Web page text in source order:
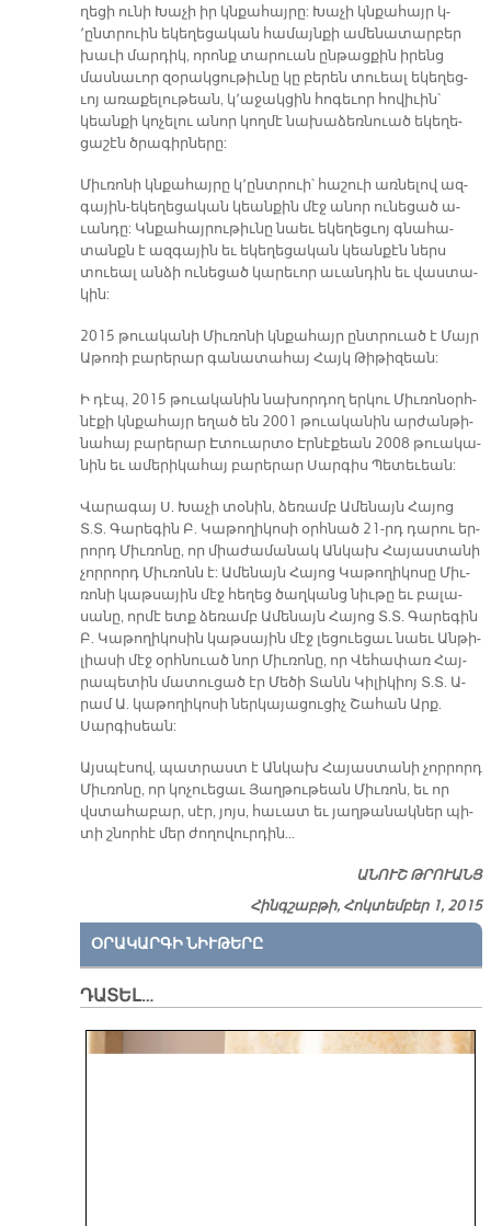
ղե­ցի ու­նի Խա­չի իր կնքա­հայ­րը: Խա­չի կնքա­հայր կ­­
՚ընտ­րուին ե­կե­ղե­ցա­կան հա­մայն­քի ա­մե­նա­տար­բեր
խա­ւի մար­դիկ, ո­րոնք տա­րուան ըն­թաց­քին ի­րենց
մաս­նա­ւոր զօ­րակ­ցու­թիւ­նը կը բե­րեն տուեալ ե­կե­ղեց­
ւոյ ա­ռա­քե­լու­թեան, կ՚ա­ջակ­ցին հո­գե­ւոր հո­վի­ւին՝
կեան­քի կո­չե­լու ա­նոր կող­մէ նա­խա­ձեռ­նուած ե­կե­ղե­
ցա­շէն ծրա­գիր­նե­րը:
Միւ­ռո­նի կնքա­հայ­րը կ՚ընտ­րուի՝ հա­շուի առ­նե­լով ազ­
գա­յին-ե­կե­ղե­ցա­կան կեան­քին մէջ ա­նոր ու­նե­ցած ա­
ւան­դը: Կնքա­հայ­րու­թիւ­նը նաեւ ե­կե­ղեց­ւոյ գնա­հա­
տանքն է ազ­գա­յին եւ ե­կե­ղե­ցա­կան կեան­քէն ներս
տուեալ ան­ձի ու­նե­ցած կա­րե­ւոր ա­ւան­դին եւ վաս­տա­
կին:
2015 թուա­կա­նի Միւ­ռո­նի կնքա­հայր ընտ­րուած է Մայր
Ա­թո­ռի բա­րե­րար գա­նա­տա­հայ Հայկ Թի­թի­զեան:
Ի դէպ, 2015 թուա­կա­նին նա­խոր­դող եր­կու Միւ­ռո­նօրհ­
նէ­քի կնքա­հայր ե­ղած են 2001 թուականին ար­ժան­թի­
նա­հայ բա­րե­րար Է­տուար­տօ Էր­նէ­քեան 2008 թուակա-
նին եւ ա­մե­րի­կա­հայ բա­րե­րար Սար­գիս Պե­տե­ւեան:
Վա­րա­գայ Ս. Խա­չի տօ­նին, ձե­ռամբ Ա­մե­նայն Հա­յոց
Տ.Տ. Գա­րե­գին Բ. Կա­թո­ղի­կո­սի օրհ­նած 21-րդ դա­րու եր­
րորդ Միւ­ռո­նը, որ միա­ժա­մա­նակ Ան­կախ Հա­յաս­տա­նի
չոր­րորդ Միւ­ռոնն է: Ա­մե­նայն Հա­յոց Կա­թո­ղի­կո­սը Միւ­
ռո­նի կաթ­սա­յին մէջ հե­ղեց ծաղ­կանց նիւ­թը եւ բա­լա­
սա­նը, որ­մէ ետք ձե­ռամբ Ա­մե­նայն Հա­յոց Տ.Տ. Գա­րե­գին
Բ. Կա­թո­ղի­կո­սին կաթ­սա­յին մէջ լե­ցուե­ցաւ նաեւ Ան­թի­
լիա­սի մէջ օրհ­նուած նոր Միւ­ռո­նը, որ Վե­հա­փառ Հայ­
րա­պե­տին մա­տու­ցած էր Մե­ծի Տանն Կի­լի­կիոյ Տ.Տ. Ա­
րամ Ա. կա­թո­ղի­կո­սի ներ­կա­յա­ցու­ցիչ Շա­հան Արք.
Սար­գի­սեա­ն:
Այս­պէ­սով, պատ­րաստ է Ան­կախ Հա­յաս­տա­նի չոր­րորդ
Միւ­ռո­նը, որ կո­չուե­ցաւ Յաղ­թու­թեան Միւ­ռոն, եւ ո­ր
վստա­հա­բար, սէր, յոյս, հա­ւատ եւ յաղ­թա­նակ­ներ պի­
տի շնոր­հէ մեր ժո­ղո­վուր­դին...
ԱՆՈՒՇ ԹՐՈՒԱՆՑ
Հինգշաբթի, Հոկտեմբեր 1, 2015
ՕՐԱԿԱՐԳԻ ՆԻՒԹԵՐԸ
ԴԱՏԵԼ…